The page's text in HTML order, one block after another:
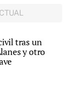
tras un
y otro